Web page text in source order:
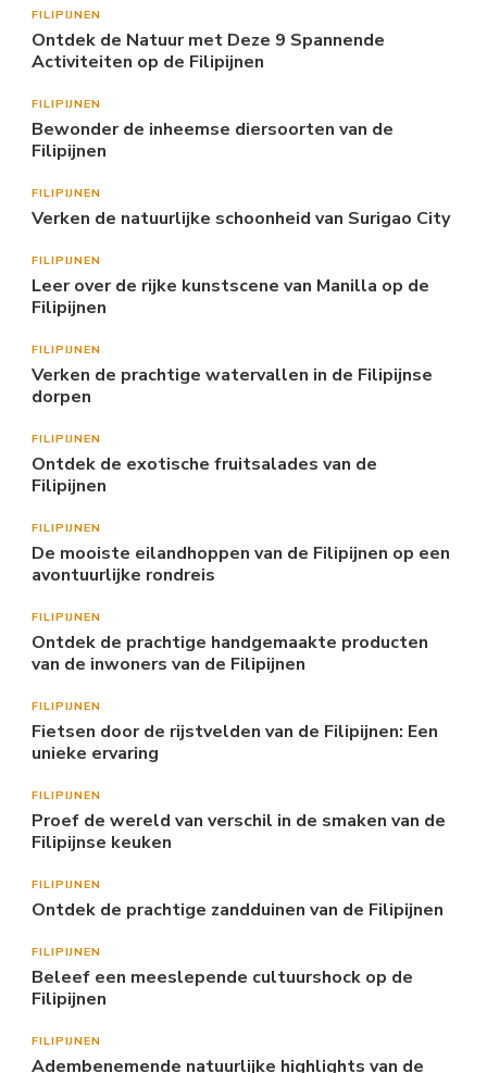
FILIPIJNEN
Ontdek de Natuur met Deze 9 Spannende
Activiteiten op de Filipijnen
FILIPIJNEN
Bewonder de inheemse diersoorten van de
Filipijnen
FILIPIJNEN
Verken de natuurlijke schoonheid van Surigao City
FILIPIJNEN
Leer over de rijke kunstscene van Manilla op de
Filipijnen
FILIPIJNEN
Verken de prachtige watervallen in de Filipijnse
dorpen
FILIPIJNEN
Ontdek de exotische fruitsalades van de
Filipijnen
FILIPIJNEN
De mooiste eilandhoppen van de Filipijnen op een
avontuurlijke rondreis
FILIPIJNEN
Ontdek de prachtige handgemaakte producten
van de inwoners van de Filipijnen
FILIPIJNEN
Fietsen door de rijstvelden van de Filipijnen: Een
unieke ervaring
FILIPIJNEN
Proef de wereld van verschil in de smaken van de
Filipijnse keuken
FILIPIJNEN
Ontdek de prachtige zandduinen van de Filipijnen
FILIPIJNEN
Beleef een meeslepende cultuurshock op de
Filipijnen
FILIPIJNEN
Adembenemende natuurlijke highlights van de